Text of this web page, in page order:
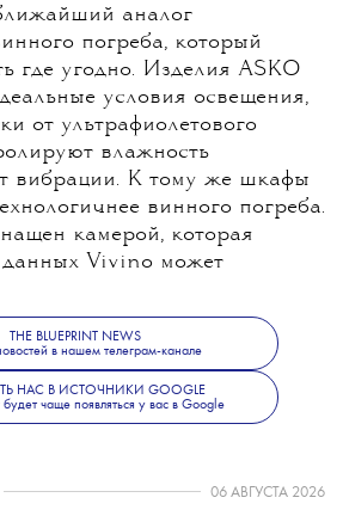
аналог
погреба, который
где угодно. Изделия ASKO
условия освещения,
от ультрафиолетового
влажность
вибрации. К тому же шкафы
винного погреба.
камерой, которая
Vivino может
информацию о дегустации,
к употреблению.
Connect Life все
климатического шкафа
THE BLUEPRINT NEWS
в нашем телеграм-канале
НАС В ИСТОЧНИКИ GOOGLE
чаще появляться у вас в Google
06 АВГУСТА 2026